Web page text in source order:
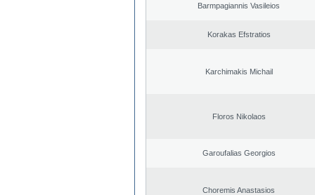
Barmpagiannis Vasileios
Korakas Efstratios
Karchimakis Michail
Floros Nikolaos
Garoufalias Georgios
Choremis Anastasios